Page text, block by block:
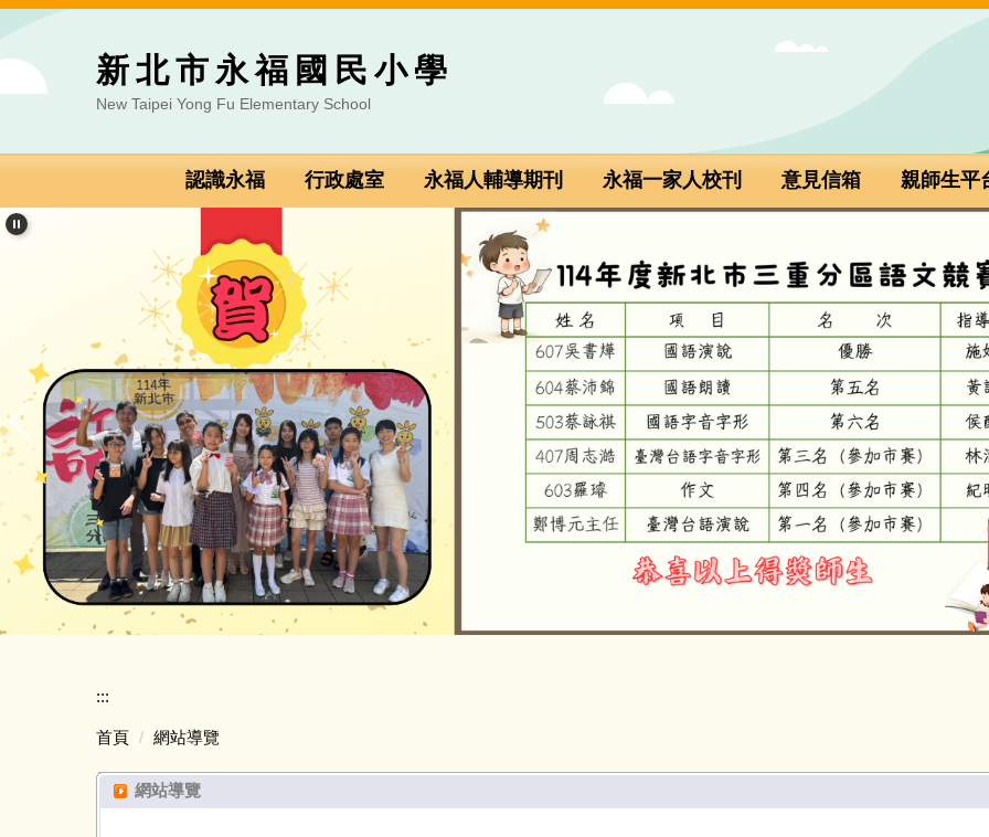
跳到主要內容區
新北市永福國民小學
New Taipei Yong Fu Elementary School
認識永福 行政處室 永福人輔導期刊 永福一家人校刊 意見信箱 親師生平
:::
首頁 網站導覽
網站導覽